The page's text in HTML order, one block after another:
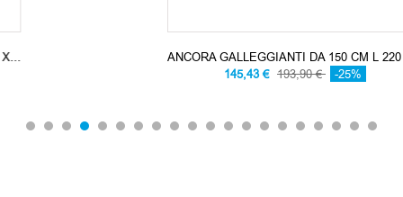
ANCORA GALLEGGIANTI DA 150 CM L 220 X...
193,90 € -25%